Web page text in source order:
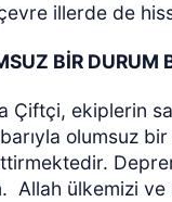
illerde de
BİR DURUM
Çiftçi, ekiplerin
olumsuz
Allah ülkemizi